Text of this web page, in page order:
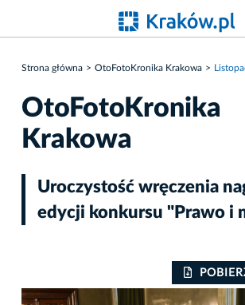
Strona główna OtoFotoKronika Krakowa
OtoFotoKronika
Krakowa
Uroczystość wręczenia
edycji konkursu "Prawo i